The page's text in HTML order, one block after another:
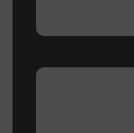
Nous nous